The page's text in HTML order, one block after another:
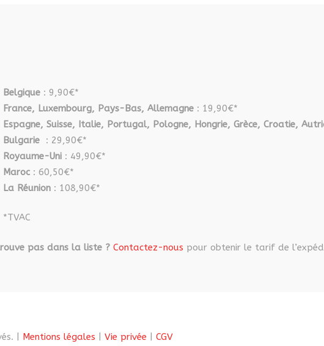
du
produit
du
produit
Belgique : 9,90€*
France, Luxembourg, Pays-Bas, Allemagne : 19,90€*
Espagne, Suisse, Italie, Portugal, Pologne, Hongrie, Grèce, Croatie,
Bulgarie
: 29,90€*
Royaume-Uni : 49,90€*
Maroc : 60,50€*
La Réunion : 108,90€*
*TVAC
pas dans la liste ? Contactez-nous pour obtenir le tarif de
| Mentions légales Vie privée CGV